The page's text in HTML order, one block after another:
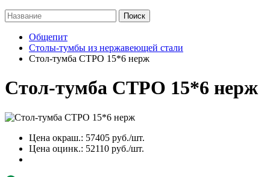
Поиск
Общепит
Столы-тумбы из нержавеющей стали
Стол-тумба СТРО 15*6 нерж
Стол-тумба СТРО 15*6 нерж
Цена окраш.: 57405 руб./шт.
Цена оцинк.: 52110 руб./шт.